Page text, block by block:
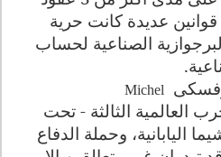
عديدة كانت حرية
الصناعية لحساب
.
Michel
العالمية الثالثة - تحت
اليابانية، وحملة الدفاع